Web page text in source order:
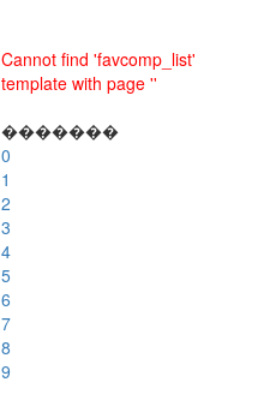
Cannot find 'favcomp_list'
template with page ''
�������
0
1
2
3
4
5
6
7
8
9